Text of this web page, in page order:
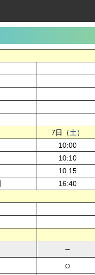
7日（土）
10:00
10:10
10:15
16:40
－
○